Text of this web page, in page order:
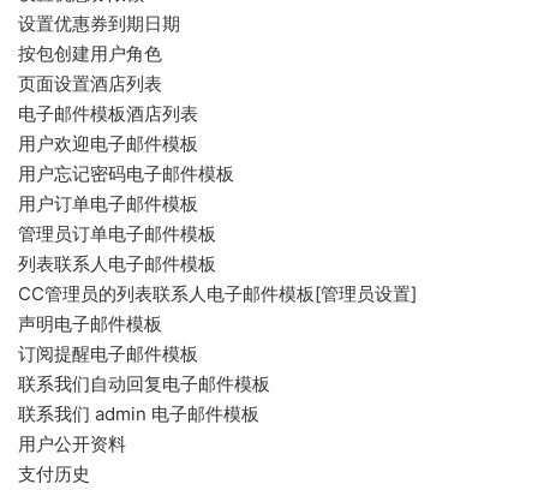
设置优惠券到期日期
按包创建用户角色
页面设置酒店列表
电子邮件模板酒店列表
用户欢迎电子邮件模板
用户忘记密码电子邮件模板
用户订单电子邮件模板
管理员订单电子邮件模板
列表联系人电子邮件模板
CC管理员的列表联系人电子邮件模板[管理员设置]
声明电子邮件模板
订阅提醒电子邮件模板
联系我们自动回复电子邮件模板
联系我们 admin 电子邮件模板
用户公开资料
支付历史